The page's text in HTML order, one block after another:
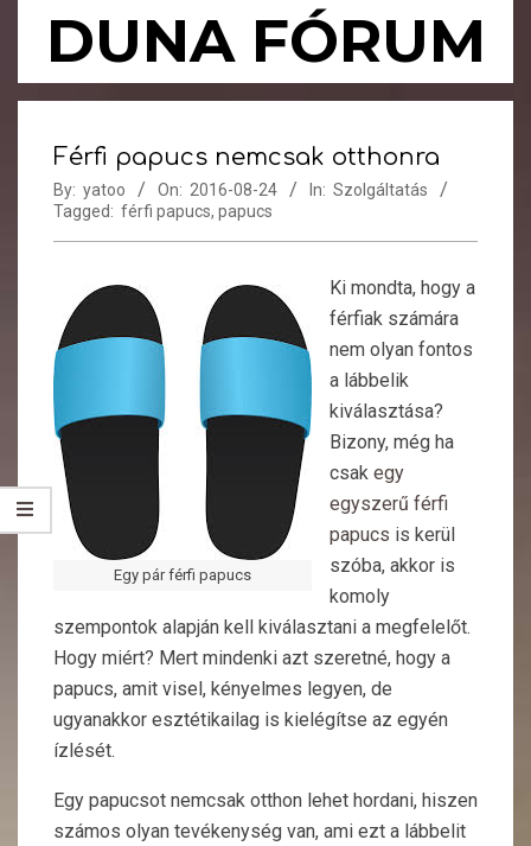
DUNA FÓRUM
Primary
MenuFérfi papucs nemcsak otthonra
By: yatoo On: 2016-08-24 In: Szolgáltatás
Tagged: férfi papucs, papucs
Egy pár férfi papucs
Ki mondta, hogy a
férfiak számára
nem olyan fontos
a lábbelik
kiválasztása?
Bizony, még ha
csak egy
egyszerű férfi
papucs is kerül
szóba, akkor is
komoly
szempontok alapján kell kiválasztani a megfelelőt.
Hogy miért? Mert mindenki azt szeretné, hogy a
papucs, amit visel, kényelmes legyen, de
ugyanakkor esztétikailag is kielégítse az egyén
ízlését.
Egy papucsot nemcsak otthon lehet hordani, hiszen
számos olyan tevékenység van, ami ezt a lábbelit